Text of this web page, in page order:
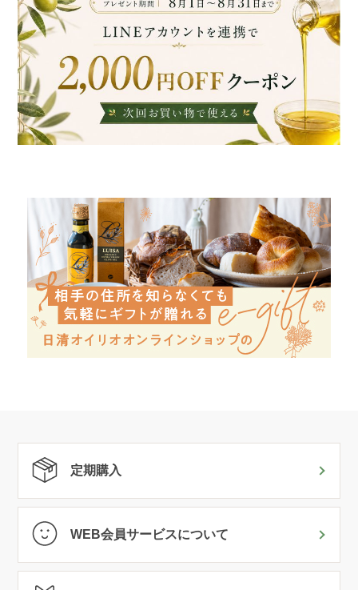
定期購入
WEB会員サービスについて